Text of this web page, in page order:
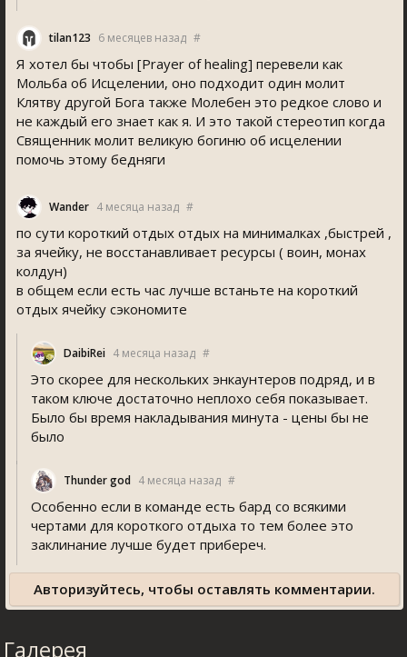
tilan123 6 месяцев назад #
Я хотел бы чтобы [Prayer of healing] перевели как
Мольба об Исцелении, оно подходит один молит
Клятву другой Бога также Молебен это редкое слово и
не каждый его знает как я. И это такой стереотип когда
Священник молит великую богиню об исцелении
помочь этому бедняги
Wander 4 месяца назад #
по сути короткий отдых отдых на минималках ,быстрей ,
за ячейку, не восстанавливает ресурсы ( воин, монах
колдун)
в общем если есть час лучше встаньте на короткий
отдых ячейку сэкономите
DaibiRei 4 месяца назад #
Это скорее для нескольких энкаунтеров подряд, и в
таком ключе достаточно неплохо себя показывает.
Было бы время накладывания минута - цены бы не
было
Thunder god 4 месяца назад #
Особенно если в команде есть бард со всякими
чертами для короткого отдыха то тем более это
заклинание лучше будет прибереч.
Авторизуйтесь, чтобы оставлять комментарии.
Галерея